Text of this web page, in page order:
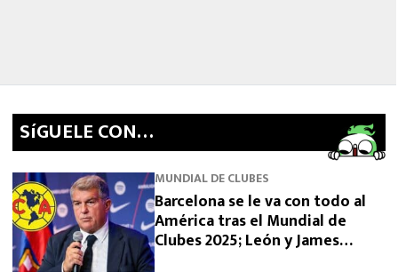
SíGUELE CON…
MUNDIAL DE CLUBES
Barcelona se le va con todo al
América tras el Mundial de
Clubes 2025; León y James